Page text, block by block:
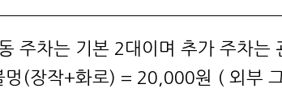
주차는 기본 2대이며 추가 주차는
멍(장작+화로) = 20,000원 ( 외부